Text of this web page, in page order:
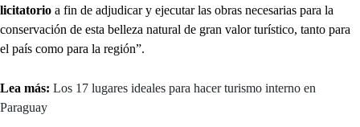
licitatorio a fin de adjudicar y ejecutar las obras necesarias para la
conservación de esta belleza natural de gran valor turístico, tanto para
el país como para la región”.
Lea más: Los 17 lugares ideales para hacer turismo interno en
Paraguay